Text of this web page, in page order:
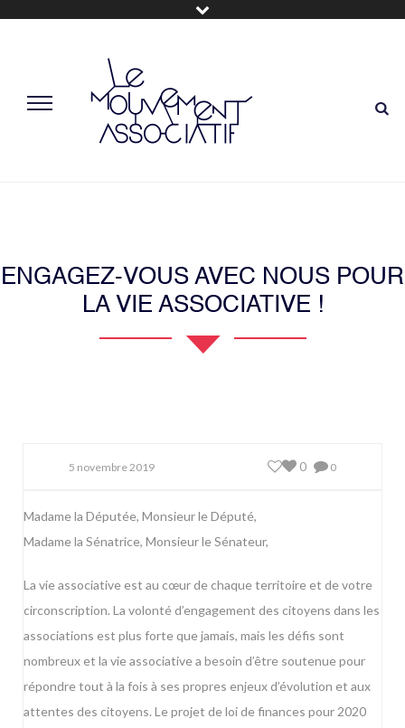
ENGAGEZ-VOUS AVEC NOUS POUR
LA VIE ASSOCIATIVE !
5 novembre 2019 0
0
Madame la Députée, Monsieur le Député,
Madame la Sénatrice, Monsieur le Sénateur,
La vie associative est au cœur de chaque territoire et de votre
circonscription. La volonté d’engagement des citoyens dans les
associations est plus forte que jamais, mais les défis sont
nombreux et la vie associative a besoin d’être soutenue pour
répondre tout à la fois à ses propres enjeux d’évolution et aux
attentes des citoyens. Le projet de loi de finances pour 2020